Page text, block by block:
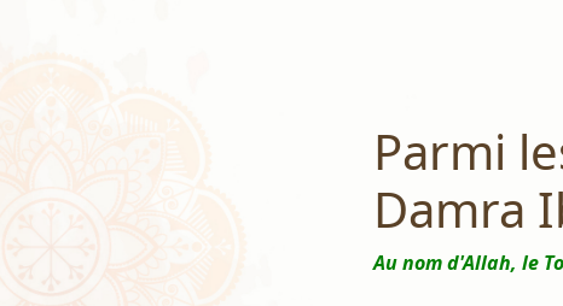
Parmi
Damra
Au nom d'Allah, le